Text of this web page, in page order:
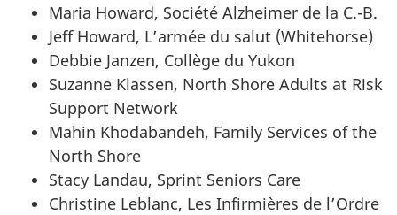
Maria Howard, Société Alzheimer de la C.-B.
Jeff Howard, L’armée du salut (Whitehorse)
Debbie Janzen, Collège du Yukon
Suzanne Klassen, North Shore Adults at Risk
Support Network
Mahin Khodabandeh, Family Services of the
North Shore
Stacy Landau, Sprint Seniors Care
Christine Leblanc, Les Infirmières de l’Ordre